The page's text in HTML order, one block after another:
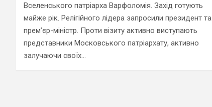
Вселенського патріарха Варфоломія. Захід готують
майже рік. Релігійного лідера запросили президент та
прем’єр-міністр. Проти візиту активно виступають
представники Московського патріархату, активно
залучаючи своїх…